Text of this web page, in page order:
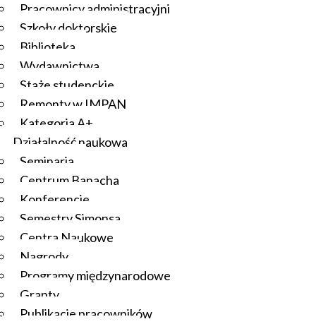
Pracownicy administracyjni
Szkoły doktorskie
Biblioteka
Wydawnictwa
Staże studenckie
Remonty w IMPAN
Kategoria A+
Działalność naukowa
Seminaria
Centrum Banacha
Konferencje
Semestry Simonsa
Centra Naukowe
Nagrody
Programy międzynarodowe
Granty
Publikacje pracowników